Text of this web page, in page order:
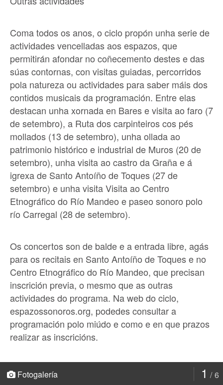
Coma todos os anos, o ciclo propón unha serie de
actividades vencelladas aos espazos, que
permitirán afondar no coñecemento destes e das
súas contornas, con visitas guiadas, percorridos
pola natureza ou actividades para saber máis dos
contidos musicais da programación. Entre elas
destacan unha xornada en Bares e visita ao faro (7
de setembro), a Ruta dos carpinteiros cos pés
mollados (13 de setembro), unha ollada ao
patrimonio histórico e industrial de Muros (20 de
setembro), unha visita ao castro da Graña e á
igrexa de Santo Antoíño de Toques (27 de
setembro) e unha visita Visita ao Centro
Etnográfico do Río Mandeo e paseo sonoro polo
río Carregal (28 de setembro).
Os concertos son de balde e a entrada libre, agás
para os recitais en Santo Antoíño de Toques e no
Centro Etnográfico do Río Mandeo, que precisan
inscrición previa, o mesmo que as outras
actividades do programa. Na web do ciclo,
espazossonoros.org, podedes consultar a
programación polo miúdo e como e en que prazos
realizar as inscricións.
1 6
Fotogalería